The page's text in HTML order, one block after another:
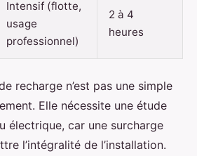
Intensif (flotte,
usage
professionnel)
2 à 4
heures
recharge n’est pas une simple
Elle nécessite une étude
électrique, car une surcharge
l’intégralité de l’installation.